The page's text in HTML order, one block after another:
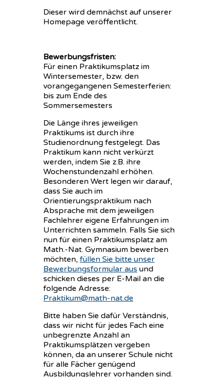
Dieser wird demnächst auf unserer
Homepage veröffentlicht.
Bewerbungsfristen:
Für einen Praktikumsplatz im
Wintersemester, bzw. den
vorangegangenen Semesterferien:
bis zum Ende des
Sommersemesters
Die Länge ihres jeweiligen
Praktikums ist durch ihre
Studienordnung festgelegt. Das
Praktikum kann nicht verkürzt
werden, indem Sie z.B. ihre
Wochenstundenzahl erhöhen.
Besonderen Wert legen wir darauf,
dass Sie auch im
Orientierungspraktikum nach
Absprache mit dem jeweiligen
Fachlehrer eigene Erfahrungen im
Unterrichten sammeln. Falls Sie sich
nun für einen Praktikumsplatz am
Math.-Nat. Gymnasium bewerben
möchten, füllen Sie bitte unser
Bewerbungsformular aus und
schicken dieses per E-Mail an die
folgende Adresse:
Praktikum@math-nat.de
Bitte haben Sie dafür Verständnis,
dass wir nicht für jedes Fach eine
unbegrenzte Anzahl an
Praktikumsplätzen vergeben
können, da an unserer Schule nicht
für alle Fächer genügend
Ausbildungslehrer vorhanden sind.